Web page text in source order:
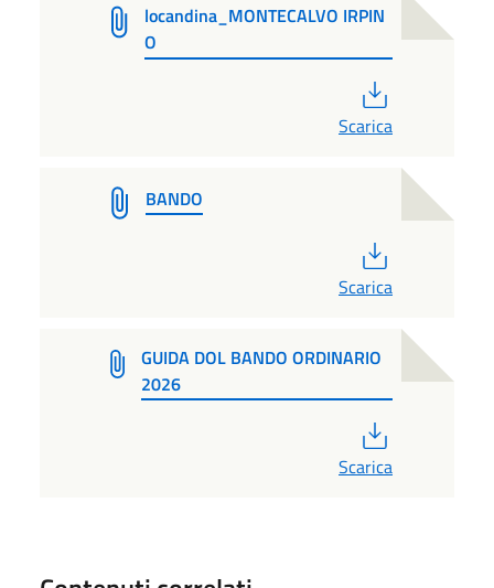
locandina_MONTECALVO IRPIN
O
Scarica
BANDO
Scarica
GUIDA DOL BANDO ORDINARIO
2026
Scarica